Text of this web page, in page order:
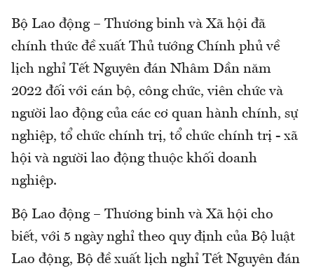
Bộ Lao động – Thương binh và Xã hội đã
chính thức đề xuất Thủ tướng Chính phủ về
lịch nghỉ Tết Nguyên đán Nhâm Dần năm
2022 đối với cán bộ, công chức, viên chức và
người lao động của các cơ quan hành chính, sự
nghiệp, tổ chức chính trị, tổ chức chính trị - xã
hội và người lao động thuộc khối doanh
nghiệp.
Bộ Lao động – Thương binh và Xã hội cho
biết, với 5 ngày nghỉ theo quy định của Bộ luật
Lao động, Bộ đề xuất lịch nghỉ Tết Nguyên đán